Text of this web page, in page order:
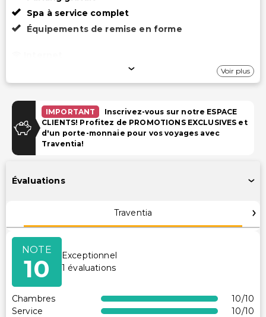
Spa à service complet
Équipements de remise en forme
Stationnement
Parking gratuit
Spa à service complet
Espace de soins du spa
Abri vélos sécurisé
Équipements de remise en forme
Distributeur automatique/Services bancaires
Stationnement pour vélos disponible
Voir plus
IMPORTANT
Inscrivez-vous sur notre ESPACE
CLIENTS! Profitez de PROMOTIONS EXCLUSIVES et
d'un porte-monnaie pour vos voyages avec
Traventia!
Évaluations
Traventia
NOTE
10
Exceptionnel
1 évaluations
Chambres 10/10
Service
10/10